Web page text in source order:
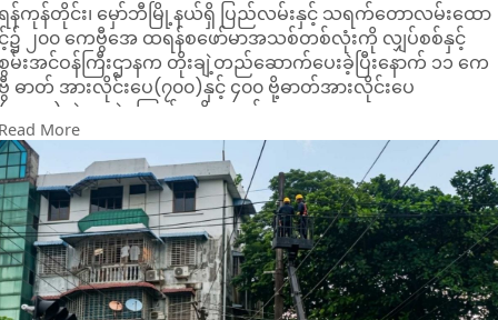
န်ကုန်တိုင်း၊ မှော်ဘီမြို့နယ်ရှိ ပြည်လမ်းနှင့် သရက်တောလမ်းထော
၌ ၂၀၀ ကေဗွီအေ ထရန်စဖော်မာအသစ်တစ်လုံးကို လျှပ်စစ်နှင့်
မ်းအင်ဝန်ကြီးဌာနက တိုးချဲ့တည်ဆောက်ပေးခဲ့ပြီးနောက် ၁၁ ကေ
ဓာတ် အားလိုင်းပေ(၇၀၀)နှင့် ၄၀၀ ဗို့ဓာတ်အားလိုင်းပေ
၁,၀၀၀)ဆွဲပေးခဲ့ကြောင်း သိရသည်။
သို့ ပြုလုပ်ပေးခဲ့၍ မှော်ဘီမြို့နယ်၊ နတ်စင်လမ်းနှင့်သရက်တော
မ်းရှိ မီးသုံးသူများအနေဖြင့် လျှပ်စစ် ဓာတ်အားတည်ငြိမ်ပြီး
အားပြည့်ဝစွာသုံးစွဲနိုင်မည်ဖြစ်ကြောင်း သိရသည်။
အတူ ရန်ကုန်လျှပ်စစ်ဓာတ်အားပေးရေးကော်ပိုရေး
င်း(YESC)က မေ ၂၆ ရက်တွင် အလုံမြို့နယ်၊ ကမ်း နားလမ်းရှိ ၃၃
ေဗွီ ဟုံဟိုင်း FID နှင့် ၃၃ ကေဗွီ ဟုံဟိုင်း ဟံသာဝတီ၊ ၆ ဒသမ ၆
ေဗွီ ဟုံဟိုင်း အောင်ဇေယျနှင့် ၆ ဒသမ ၆ ကေဗွီ ဟုံဟိုင်းအေးရှား
ေါဓာတ် အားလိုင်းများတစ်လျှောက် ဓာတ်အားလိုင်းများနှင့်မ
More